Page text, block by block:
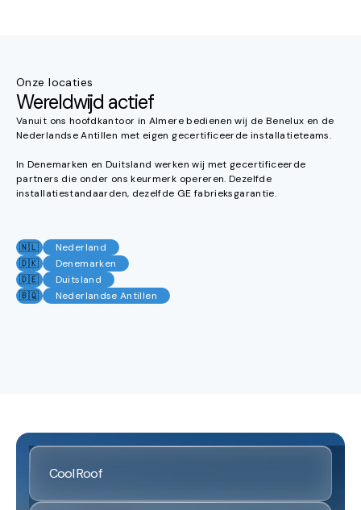
Onze locaties
Wereldwijd actief
Vanuit ons hoofdkantoor in Almere bedienen wij de Benelux en de
Nederlandse Antillen met eigen gecertificeerde installatieteams.
In Denemarken en Duitsland werken wij met gecertificeerde
partners die onder ons keurmerk opereren. Dezelfde
installatiestandaarden, dezelfde GE fabrieksgarantie.
🇳🇱
Nederland
🇩🇰
Denemarken
🇩🇪
Duitsland
🇧🇶
Nederlandse Antillen
Cool Roof